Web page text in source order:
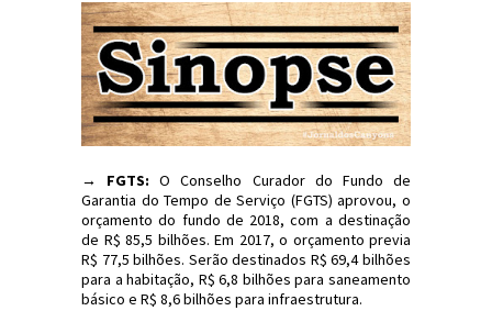
→ FGTS: O Conselho Curador do Fundo de
Garantia do Tempo de Serviço (FGTS) aprovou, o
orçamento do fundo de 2018, com a destinação
de R$ 85,5 bilhões. Em 2017, o orçamento previa
R$ 77,5 bilhões. Serão destinados R$ 69,4 bilhões
para a habitação, R$ 6,8 bilhões para saneamento
básico e R$ 8,6 bilhões para infraestrutura.